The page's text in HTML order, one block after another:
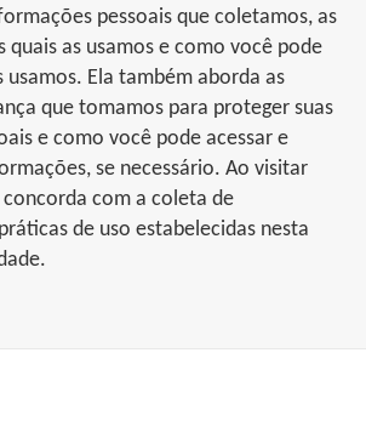
pessoais que coletamos, as
quais as usamos e como você pode
Ela também aborda as
que tomamos para proteger suas
e como você pode acessar e
se necessário. Ao visitar
concorda com a coleta de
de uso estabelecidas nesta